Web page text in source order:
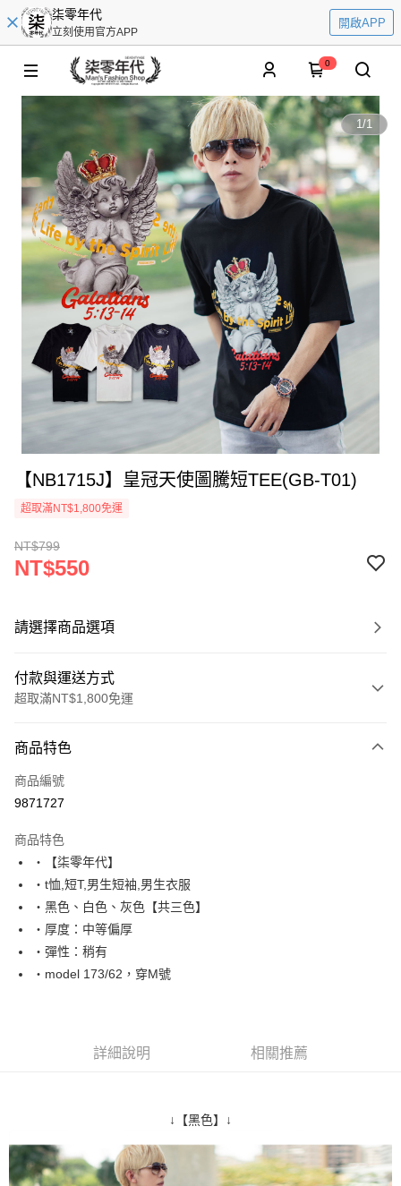
柒零年代
立刻使用官方APP
開啟APP
0
1/1
【NB1715J】皇冠天使圖騰短TEE(GB-T01)
超取滿NT$1,800免運
NT$799
NT$550
請選擇商品選項
付款與運送方式
超取滿NT$1,800免運
信用卡一次付款
超商取貨付款
Apple Pay
街口支付
悠遊付
Google Pay
AFTEE先享後付是「在收到商品之後才付款」的支付方式。 讓您購物簡單
３．安心：先確認商品／服務後，再付款。
【「AFTEE先享後付」結帳流程】
１．於結帳方式選擇「AFTEE先享後付」後，將跳轉至「AFTEE先享後付」
結帳頁面，進行簡訊認證並確認金額後，即可完成結帳。
每筆NT$80，滿NT$1,800(含以上)免運費
先付款後全家取貨
商品特色
商品編號
9871727
商品特色
‧【柒零年代】
‧t恤,短T,男生短袖,男生衣服
‧黑色、白色、灰色【共三色】
‧厚度：中等偏厚
‧彈性：稍有
‧model 173/62，穿M號
詳細說明 相關推薦
↓【黑色】↓